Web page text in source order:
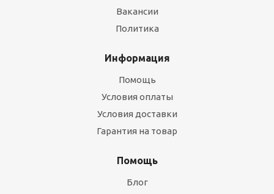
Вакансии
Политика
Информация
Помощь
Условия оплаты
Условия доставки
Гарантия на товар
Помощь
Блог